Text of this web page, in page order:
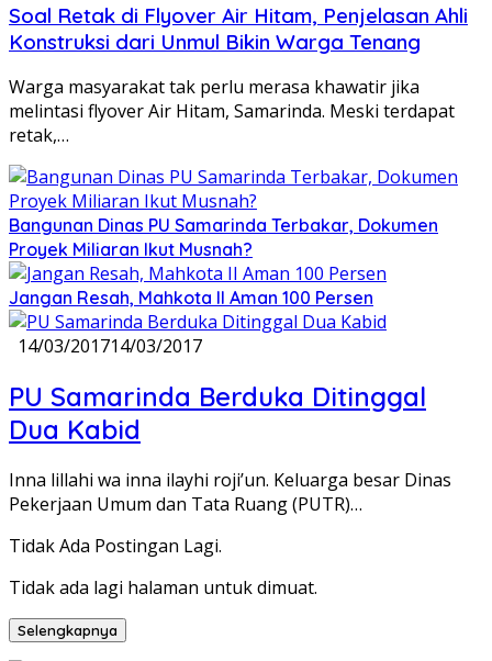
Soal Retak di Flyover Air Hitam, Penjelasan Ahli
Konstruksi dari Unmul Bikin Warga Tenang
Warga masyarakat tak perlu merasa khawatir jika
melintasi flyover Air Hitam, Samarinda. Meski terdapat
retak,…
Bangunan Dinas PU Samarinda Terbakar, Dokumen
Proyek Miliaran Ikut Musnah?
Jangan Resah, Mahkota II Aman 100 Persen
14/03/201714/03/2017
PU Samarinda Berduka Ditinggal
Dua Kabid
Inna lillahi wa inna ilayhi roji’un. Keluarga besar Dinas
Pekerjaan Umum dan Tata Ruang (PUTR)…
Tidak Ada Postingan Lagi.
Tidak ada lagi halaman untuk dimuat.
Selengkapnya